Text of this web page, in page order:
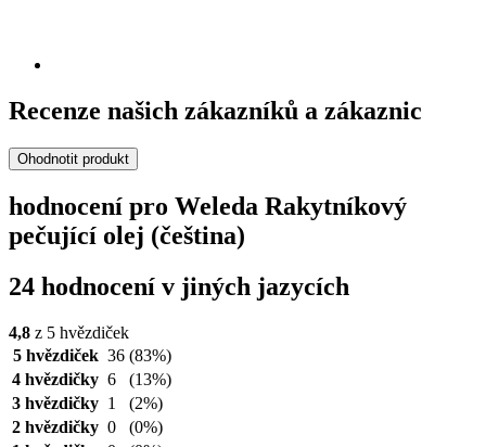
Recenze našich zákazníků a zákaznic
Ohodnotit produkt
hodnocení pro Weleda Rakytníkový
pečující olej (čeština)
24 hodnocení v jiných jazycích
4,8 z 5 hvězdiček
5 hvězdiček 36 (83%)
4 hvězdičky 6
(13%)
3 hvězdičky 1
(2%)
2 hvězdičky 0
(0%)